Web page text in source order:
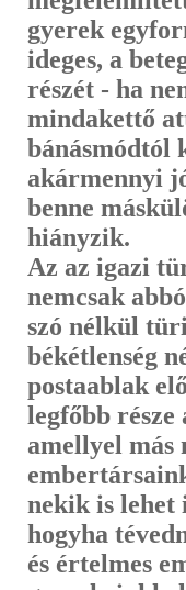
gyerek
ideges, a
részét - ha
mindakettő
bánásmódtól
akármennyi
benne
hiányzik.
Az az igazi
nemcsak
szó nélkül
békétlenség
postaablak
legfőbb
amellyel más
nekik is lehet
hogyha
és értelmes